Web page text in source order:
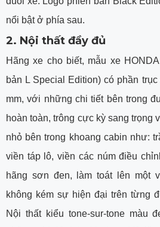
nổi bật ở phía sau.
2. Nội thất đầy đủ
Hãng xe cho biết, mẫu xe
bản L Special Edition) có phần
mm, với những chi tiết bên trong
hoàn toàn, trông cực kỳ sang trọng
nhỏ bên trong khoang cabin như:
viền táp lô, viền các núm điều
hãng sơn đen, làm toát lên một
không kém sự hiện đại trên từng
Nội thất kiểu tone-sur-tone màu